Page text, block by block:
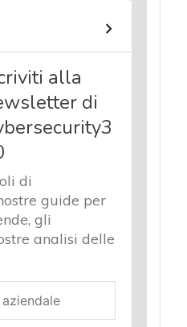
alla
di
di
guide per
gli
analisi delle